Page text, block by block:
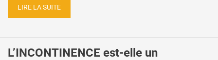
LIRE LA SUITE
L’INCONTINENCE est-elle un